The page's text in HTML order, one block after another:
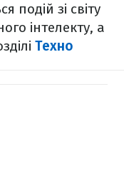
подій зі світу
інтелекту, а
Техно